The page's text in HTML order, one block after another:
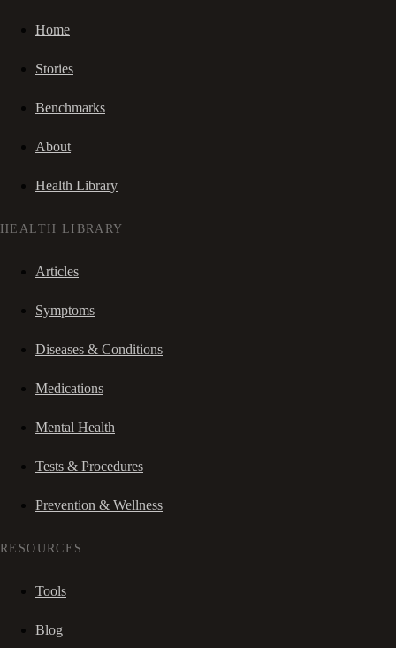
Home
Stories
Benchmarks
About
Health Library
HEALTH LIBRARY
Articles
Symptoms
Diseases & Conditions
Medications
Mental Health
Tests & Procedures
Prevention & Wellness
RESOURCES
Tools
Blog